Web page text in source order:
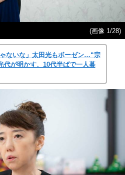
(画像 1/28)
ゃないな」太田光もボーゼン…“宗
代が明かす、10代半ばで一人暮